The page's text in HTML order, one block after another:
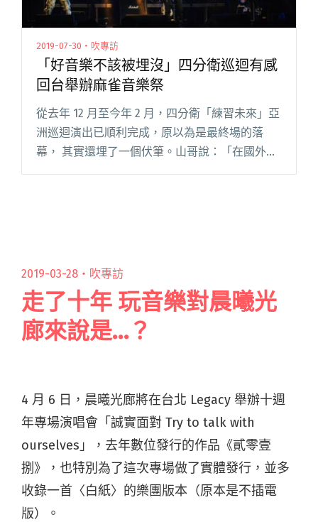
2019-07-30・吹專訪
「好音樂不該被埋沒」四分衛巡迴有感
回台舉辦麻雀音樂祭
從去年 12 月至今年 2 月，四分衛「練習未來」亞
洲巡迴演出已順利完成，原以為是最終場的落
幕， 其實還埋了一個伏筆。山哥說：「在國外巡
迴演出的日子裡，我們發現不管飛到哪個國家、
2019-03-28・ 吹專訪
走了十年 玩音樂對晨曦光
廊來說是…？
4 月 6 日，晨曦光廊將在台北 Legacy 舉辦十週
年專場演唱會「誠實面對 Try to talk with
ourselves」，去年數位發行的作品《貳零壹
捌》，也特別為了這次專場做了實體發行，並多
收錄一首〈白紙〉的樂團版本（原本是不插電
版）。